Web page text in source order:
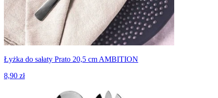
Łyżka do sałaty Prato 20,5 cm AMBITION
8,90 zł